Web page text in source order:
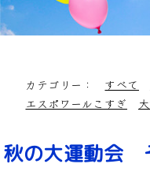
カテゴリー： すべて
エスポワールこすぎ
秋の大運動会